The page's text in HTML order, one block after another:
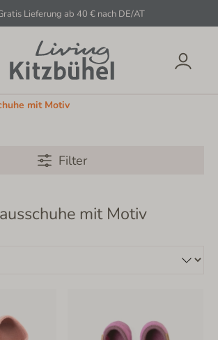
Lieferung ab 40 € nach DE/AT
mit Motiv
Filter
mit Motiv